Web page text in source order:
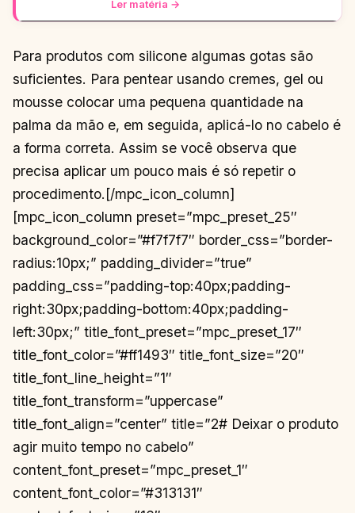
Ler matéria →
Para produtos com silicone algumas gotas são
suficientes. Para pentear usando cremes, gel ou
mousse colocar uma pequena quantidade na
palma da mão e, em seguida, aplicá-lo no cabelo é
a forma correta. Assim se você observa que
precisa aplicar um pouco mais é só repetir o
procedimento.[/mpc_icon_column]
[mpc_icon_column preset=”mpc_preset_25″
background_color=”#f7f7f7″ border_css=”border-
radius:10px;” padding_divider=”true”
padding_css=”padding-top:40px;padding-
right:30px;padding-bottom:40px;padding-
left:30px;” title_font_preset=”mpc_preset_17″
title_font_color=”#ff1493″ title_font_size=”20″
title_font_line_height=”1″
title_font_transform=”uppercase”
title_font_align=”center” title=”2# Deixar o produto
agir muito tempo no cabelo”
content_font_preset=”mpc_preset_1″
content_font_color=”#313131″